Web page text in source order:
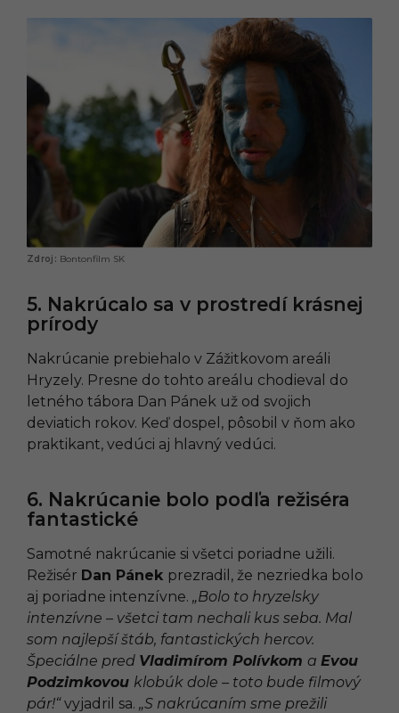
Bontonfilm SK
5. Nakrúcalo sa v prostredí krásnej
prírody
Nakrúcanie prebiehalo v Zážitkovom areáli
Hryzely. Presne do tohto areálu chodieval do
letného tábora Dan Pánek už od svojich
deviatich rokov. Keď dospel, pôsobil v ňom ako
praktikant, vedúci aj hlavný vedúci.
6. Nakrúcanie bolo podľa režiséra
fantastické
Samotné nakrúcanie si všetci poriadne užili.
Režisér Dan Pánek prezradil, že nezriedka bolo
aj poriadne intenzívne. „Bolo to hryzelsky
intenzívne – všetci tam nechali kus seba. Mal
som najlepší štáb, fantastických hercov.
Špeciálne pred Vladimírom Polívkom a Evou
Podzimkovou klobúk dole – toto bude filmový
pár!“vyjadril sa. „S nakrúcaním sme prežili